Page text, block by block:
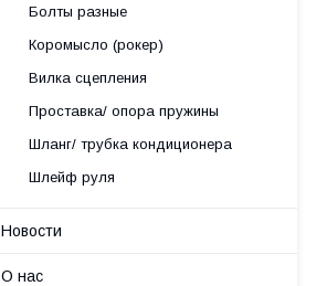
Болты разные
Коромысло (рокер)
Вилка сцепления
Проставка/ опора пружины
Шланг/ трубка кондиционера
Шлейф руля
Новости
О нас